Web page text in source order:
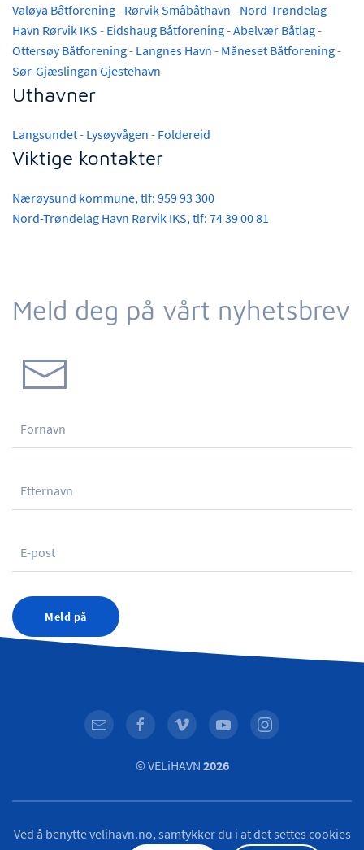
Valøya Båtforening- Rørvik Småbåthavn - Nord-Trøndelag
Havn Rørvik IKS - Eidshaug Båtforening-Abelvær Båtlag-
Ottersøy Båtforening- Langnes Havn - Måneset Båtforening-
Sør-Gjæslingan Gjestehavn
Uthavner
Langsundet- Lysøyvågen - Foldereid
Viktige kontakter
Nærøysund kommune, tlf: 959 93 300
Nord-Trøndelag Havn Rørvik IKS, tlf: 74 39 00 81
Meld deg på vårt nyhetsbrev
Meld på
© VELiHAVN 2026
Ved å benytte velihavn.no, samtykker du i at det settes cookies